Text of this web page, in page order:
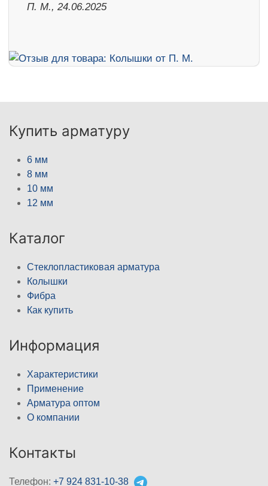
П. М., 24.06.2025
Купить арматуру
6 мм
8 мм
10 мм
12 мм
Каталог
Стеклопластиковая арматура
Колышки
Фибра
Как купить
Информация
Характеристики
Применение
Арматура оптом
О компании
Контакты
Телефон: +7 924 831-10-38